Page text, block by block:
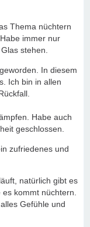
Thema nüchtern
immer nur
stehen.
In diesem
Ich bin in allen
Habe auch
geschlossen.
zufriedenes und
natürlich gibt es
kommt nüchtern.
Gefühle und